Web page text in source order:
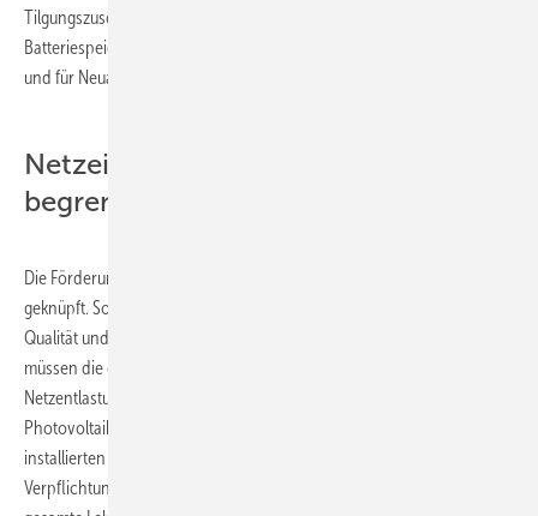
Tilgungszuschuss ist nur mittelbar von der Kapazität des
Batteriespeichersystems abhängig, ist projektspezifisch zu berechnen
und für Neuanlagen auf 600 Euro/kW
Netzeinspeiseleistung muss 20 Jahre
begrenzt werden
Die Förderung wird an anspruchsvolle technische Voraussetzungen
geknüpft. Somit soll sichergestellt werden, dass nur Produkte hoher
Qualität und ihre Marktfähigkeit gefördert werden. Darüber hinaus
müssen die geförderten Systeme auch einen Beitrag zur lokalen
Netzentlastung liefern: Die maximale Leistungsabgabe der
Photovoltaik-Anlage am Netzanschlusspunkt darf 60 % der
installierten Leistung der Photovoltaik-Anlage nicht überschreiten. Die
Verpflichtung zur Leistungsbegrenzung besteht dauerhaft für die